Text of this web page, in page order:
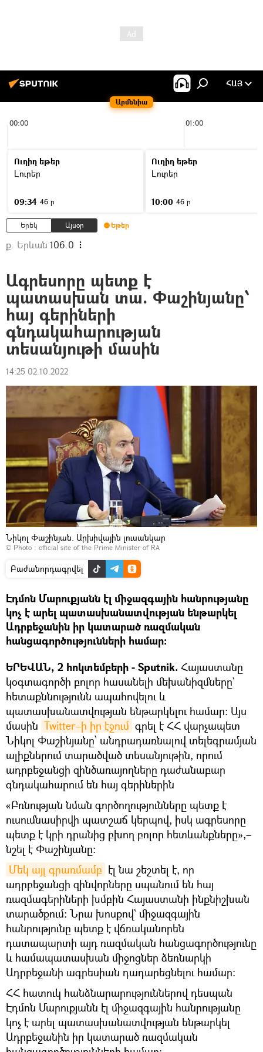
Արմենիա
ՀԱՅ
00:00 01:00
Ուղիղ եթեր
Լուրեր
09:34 46 ր
Ուղիղ եթեր
Լուրեր
10:00 46 ր
Երեկ Այսօր Եթեր
ք. Երևան 106.0
Ագրեսորը պետք է
պատասխան տա. Փաշինյանը՝
հայ գերիների
գնդակահարության
տեսանյութի մասին
14:25 02.10.2022
Նիկոլ Փաշինյան. Արխիվային լուսանկար
© Photo : official site of the Prime Minister of RA
Բաժանորդագրվել
Էդմոն Մարուքյանն էլ միջազգային հանրությանը
կոչ է արել պատասխանատվության ենթարկել
Ադրբեջանին իր կատարած ռազմական
հանցագործությունների համար:
ԵՐԵՎԱՆ, 2 հոկտեմբերի - Sputnik. Հայաստանը
կօգտագործի բոլոր հասանելի մեխանիզմները`
հետաքննությունն ապահովելու և
պատասխանատվության ենթարկելու համար։ Այս
մասին Twitter–ի իր էջում գրել է ՀՀ վարչապետ
Նիկոլ Փաշինյանը՝ անդրադառնալով տելեգրամյան
ալիքներում տարածված տեսանյութին, որում
ադրբեջանցի զինծառայողները դաժանաբար
գնդակահարում են հայ գերիներին
«Բռնության նման գործողությունները պետք է
ուսումնասիրվի պատշաճ կերպով, իսկ ագրեսորը
պետք է կրի դրանից բխող բոլոր հետևանքները»,–
նշել է Փաշինյանը։
Մեկ այլ գրառմամբ էլ նա շեշտել է, որ
ադրբեջանցի զինվորները սպանում են հայ
ռազմագերիների խմբին Հայաստանի ինքնիշխան
տարածքում։ Նրա խոսքով` միջազգային
հանրությունը պետք է վճռականորեն
դատապարտի այդ ռազմական հանցագործությունը
և համապատասխան միջոցներ ձեռնարկի
Ադրբեջանի ագրեսիան դադարեցնելու համար։
ՀՀ հատուկ հանձնարարություններով դեսպան
Էդմոն Մարուքյանն էլ միջազգային հանրությանը
կոչ է արել պատասխանատվության ենթարկել
Ադրբեջանին իր կատարած ռազմական